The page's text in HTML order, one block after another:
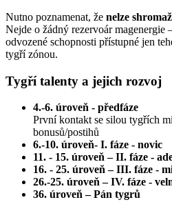
Nutno poznamenat, že nelze
Nejde o žádný rezervoár
odvozené schopnosti přístupné jen
tygří zónou.
Tygří talenty a jejich rozvoj
4.-6. úroveň - předfáze
První kontakt se silou tygřích
bonusů/postihů
6.-10. úroveň- I. fáze - novic
11. - 15. úroveň – II. fáze -
16. - 25. úroveň – III. fáze -
26.-25. úroveň – IV. fáze -
36. úroveň – Pán tygrů